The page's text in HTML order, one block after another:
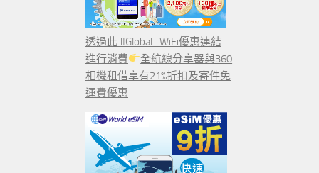
透過此 #Global_WiFi優惠連結
進行消費
全航線分享器與360
相機租借享有21%折扣及寄件免
運費優惠